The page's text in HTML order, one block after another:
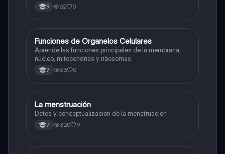
9 62 0
FBiologia
Funciones de Organelos Celulares
Aprende las funciones principales de la membrana,
núcleo, mitocondrias y ribosomas.
7 63 0
Biologia
La menstruación
Datos y conceptualizacion de la menstruación
7 320 9